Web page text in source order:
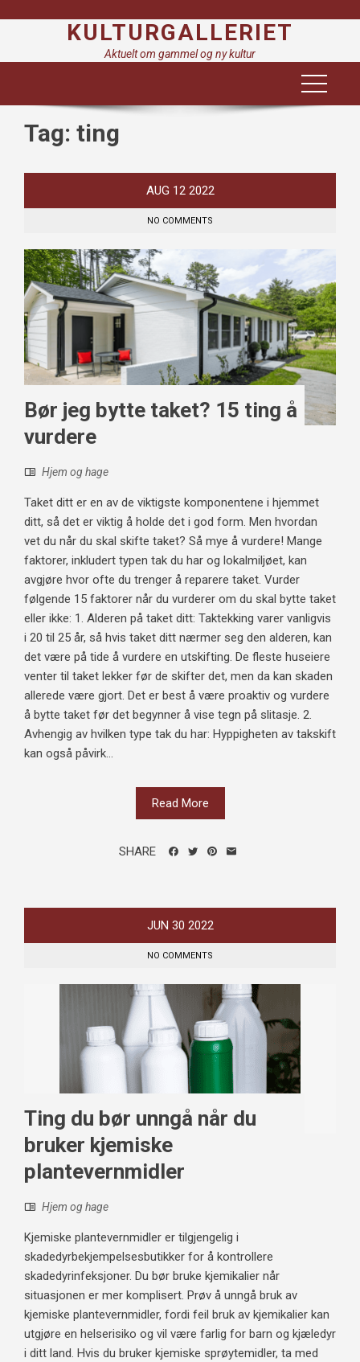
KULTURGALLERIET
Aktuelt om gammel og ny kultur
Tag: ting
AUG 12 2022
NO COMMENTS
Bør jeg bytte taket? 15 ting å
vurdere
Hjem og hage
Taket ditt er en av de viktigste komponentene i hjemmet
ditt, så det er viktig å holde det i god form. Men hvordan
vet du når du skal skifte taket? Så mye å vurdere! Mange
faktorer, inkludert typen tak du har og lokalmiljøet, kan
avgjøre hvor ofte du trenger å reparere taket. Vurder
følgende 15 faktorer når du vurderer om du skal bytte taket
eller ikke: 1. Alderen på taket ditt: Taktekking varer vanligvis
i 20 til 25 år, så hvis taket ditt nærmer seg den alderen, kan
det være på tide å vurdere en utskifting. De fleste huseiere
venter til taket lekker før de skifter det, men da kan skaden
allerede være gjort. Det er best å være proaktiv og vurdere
å bytte taket før det begynner å vise tegn på slitasje. 2.
Avhengig av hvilken type tak du har: Hyppigheten av takskift
kan også påvirk...
Read More
SHARE
JUN 30 2022
NO COMMENTS
Ting du bør unngå når du
bruker kjemiske
plantevernmidler
Hjem og hage
Kjemiske plantevernmidler er tilgjengelig i
skadedyrbekjempelsesbutikker for å kontrollere
skadedyrinfeksjoner. Du bør bruke kjemikalier når
situasjonen er mer komplisert. Prøv å unngå bruk av
kjemiske plantevernmidler, fordi feil bruk av kjemikalier kan
utgjøre en helserisiko og vil være farlig for barn og kjæledyr
i ditt land. Hvis du bruker kjemiske sprøytemidler, ta med